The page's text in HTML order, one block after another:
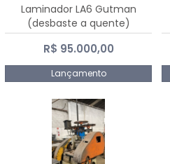
Laminador LA6 Gutman
(desbaste a quente)
R$ 95.000,00
Lançamento